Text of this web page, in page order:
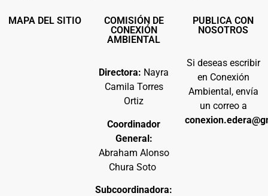
MAPA DEL SITIO
COMISIÓN DE
CONEXIÓN
AMBIENTAL
Directora: Nayra
Camila Torres
Ortiz
Coordinador
General:
Abraham Alonso
Chura Soto
Subcoordinadora:
PUBLICA CON
NOSOTROS
Si deseas escribir
en Conexión
Ambiental, envía
un correo a